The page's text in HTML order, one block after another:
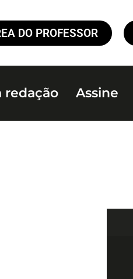
DO PROFESSOR
redação Assine